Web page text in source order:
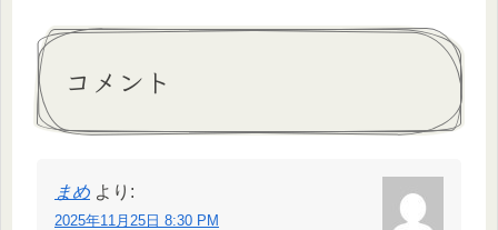
コメント
まめ より:
2025年11月25日 8:30 PM